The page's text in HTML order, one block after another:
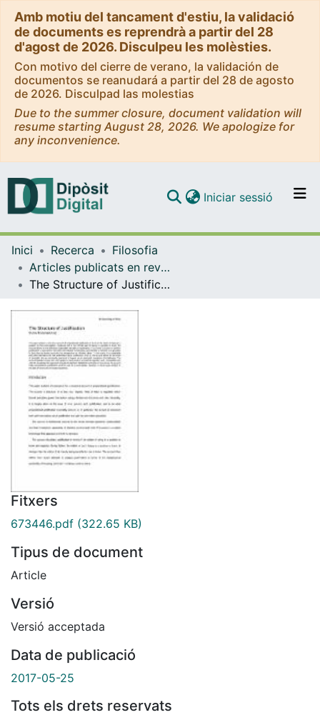
Amb motiu del tancament d'estiu, la validació
de documents es reprendrà a partir del 28
d'agost de 2026. Disculpeu les molèsties.
Con motivo del cierre de verano, la validación de
documentos se reanudará a partir del 28 de agosto
de 2026. Disculpad las molestias
Due to the summer closure, document validation will
resume starting August 28, 2026. We apologize for
any inconvenience.
Navega per tot el DD
Com publicar
Iniciar sessió (current)
Inici Recerca
Filosofia
Articles publicats en revistes (Filosofia)
The Structure of Justification
Fitxers
673446.pdf (322.65 KB)
Tipus de document
Article
Versió
Versió acceptada
Data de publicació
2017-05-25
Tots els drets reservats